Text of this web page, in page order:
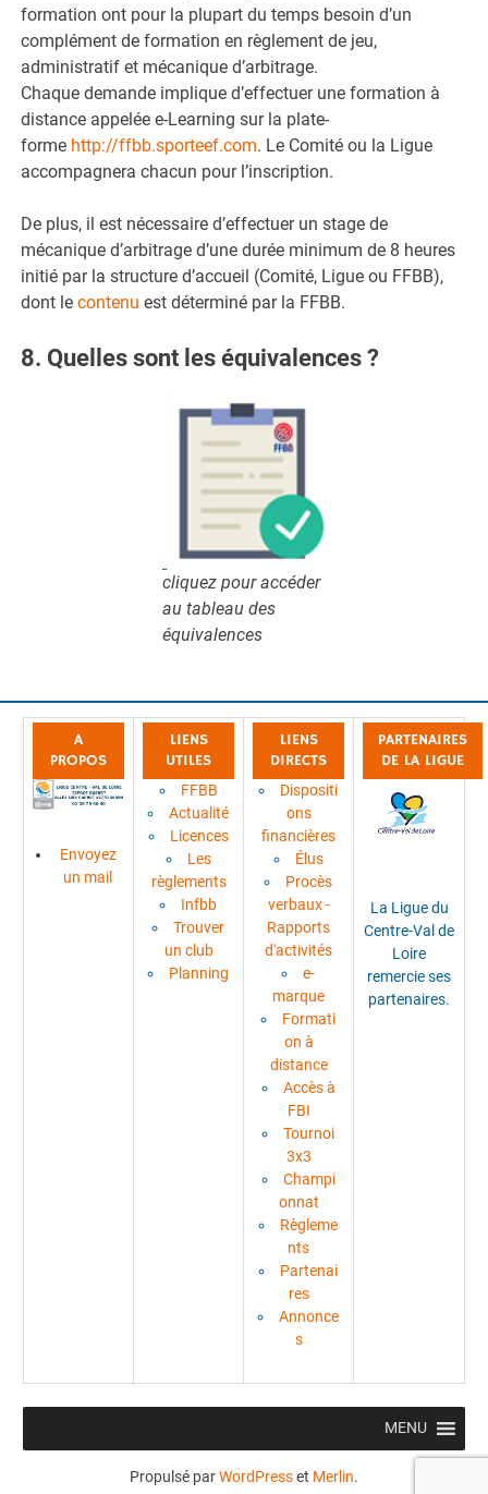
formation ont pour la plupart du temps besoin d’un
complément de formation en règlement de jeu,
administratif et mécanique d’arbitrage.
Chaque demande implique d’effectuer une formation à
distance appelée e-Learning sur la plate-
forme http://ffbb.sporteef.com. Le Comité ou la Ligue
accompagnera chacun pour l’inscription.
De plus, il est nécessaire d’effectuer un stage de
mécanique d’arbitrage d’une durée minimum de 8 heures
initié par la structure d’accueil (Comité, Ligue ou FFBB),
dont lecontenu est déterminé par la FFBB.
8. Quelles sont les équivalences ?
cliquez pour accéder
au tableau des
équivalences
A
PROPOS
Envoyez
un mail
LIENS
UTILES
FFBB
Actualité
Licences
Les
règlements
Infbb
Trouver
un club
Planning
LIENS
DIRECTS
Dispositi
ons
financières
Élus
Procès
verbaux -
Rapports
d'activités
e-
marque
Formati
on à
distance
Accès à
FBI
Tournoi
3x3
Champi
onnat
Règleme
nts
Partenai
res
Annonce
s
PARTENAIRES
DE LA LIGUE
La Ligue du
Centre-Val de
Loire
remercie ses
partenaires.
MENU
Propulsé parWordPresset Merlin.